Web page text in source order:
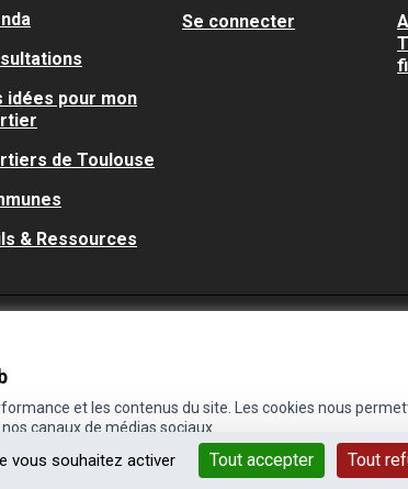
vous souhaitez activer Tout accepter Tout
et les contenus du site. Les cookies nous
canaux de médias sociaux.
idées pour mon
de Toulouse
& Ressources
Se connecter